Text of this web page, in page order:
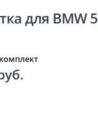
для BMW 5
комплект